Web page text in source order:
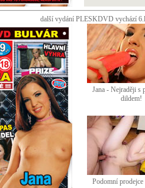
další vydání PLESKDVD vychází
Jana - Nejraději s
dildem!
Podomní